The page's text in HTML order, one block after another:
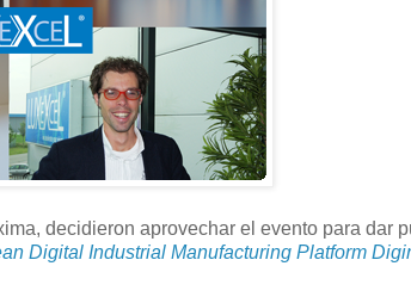
decidieron aprovechar el evento para dar
Digital Industrial Manufacturing Platform